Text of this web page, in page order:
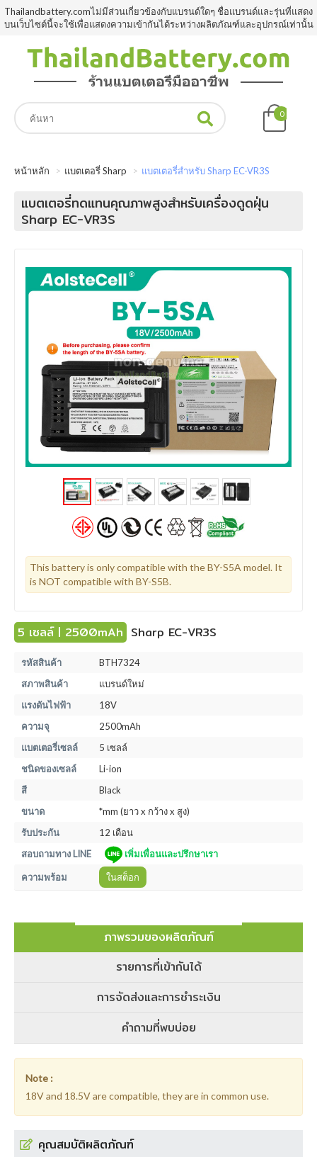
Thailandbattery.comไม่มีส่วนเกี่ยวข้องกับแบรนด์ใดๆ ชื่อแบรนด์และรุ่นที่แสดง
บนเว็บไซต์นี้จะใช้เพื่อแสดงความเข้ากันได้ระหว่างผลิตภัณฑ์และอุปกรณ์เท่านั้น
0
หน้าหลัก แบตเตอรี่ Sharp แบตเตอรี่สำหรับ Sharp EC-VR3S
แบตเตอรี่ทดแทนคุณภาพสูงสำหรับเครื่องดูดฝุ่น
Sharp EC-VR3S
This battery is only compatible with the BY-S5A model. It
is NOT compatible with BY-S5B.
5 เซลล์ | 2500mAh Sharp EC-VR3S
รหัสสินค้า
BTH7324
สภาพสินค้า
แบรนด์ใหม่
แรงดันไฟฟ้า
18V
ความจุ
2500mAh
แบตเตอรี่เซลล์
5 เซลล์
ชนิดของเซลล์
Li-ion
สี
Black
ขนาด
*mm (ยาว x กว้าง x สูง)
รับประกัน
12 เดือน
สอบถามทาง LINE
เพิ่มเพื่อนและปรึกษาเรา
ความพร้อม ในสต็อก
ภาพรวมของผลิตภัณฑ์
รายการที่เข้ากันได้
การจัดส่งและการชำระเงิน
คำถามที่พบบ่อย
Note :
18V and 18.5V are compatible, they are in common use.
คุณสมบัติผลิตภัณฑ์